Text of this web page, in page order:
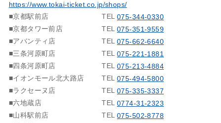
https://www.tokai-ticket.co.jp/shops/
■京都駅前店
TEL075-344-0330
■京都タワー前店
TEL075-351-9559
■アバンティ店
TEL075-662-6640
■三条河原町店
TEL075-221-1881
■四条河原町店
TEL075-213-4884
■イオンモール北大路店
TEL075-494-5800
■ラクセーヌ店
TEL075-335-3337
■六地蔵店
TEL0774-31-2323
■山科駅前店
TEL075-502-8778